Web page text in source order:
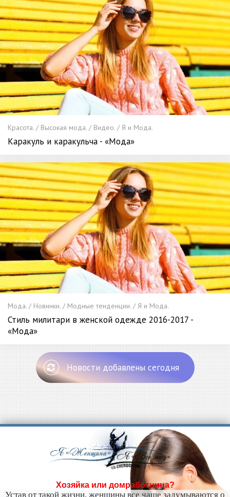
Красота. / Высокая мода. / Видео. / Я и Мода.
Каракуль и каракульча - «Мода»
Мода. / Новинки. / Модные тенденции. / Я и Мода.
Стиль милитари в женской одежде 2016-2017 -
«Мода»
Новости добавлены сегодня
Хозяйка или домработница?
Устав от такой жизни, женщины все чаще задумываются о